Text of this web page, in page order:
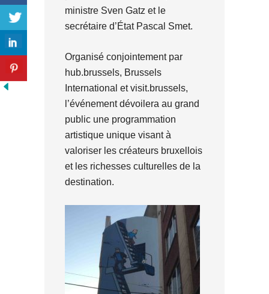
ministre Sven Gatz et le
secrétaire d’État Pascal Smet.
Organisé conjointement par
hub.brussels, Brussels
International et visit.brussels,
l’événement dévoilera au grand
public une programmation
artistique unique visant à
valoriser les créateurs bruxellois
et les richesses culturelles de la
destination.